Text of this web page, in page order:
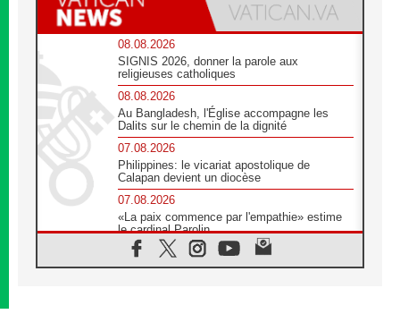
08.08.2026
SIGNIS 2026, donner la parole aux
religieuses catholiques
08.08.2026
Au Bangladesh, l'Église accompagne les
Dalits sur le chemin de la dignité
07.08.2026
Philippines: le vicariat apostolique de
Calapan devient un diocèse
07.08.2026
«La paix commence par l'empathie» estime
le cardinal Parolin
07.08.2026
En Colombie, «la paix ne s'achète pas avec